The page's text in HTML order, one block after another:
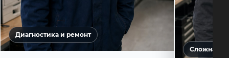
Диагностика и ремонт
Сложная